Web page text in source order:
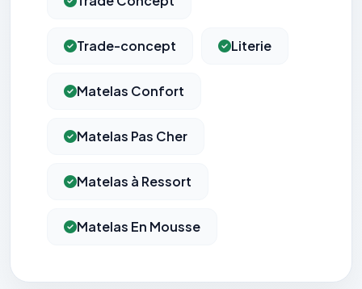
Trade-concept Literie
Matelas Confort
Matelas Pas Cher
Matelas à Ressort
Matelas En Mousse